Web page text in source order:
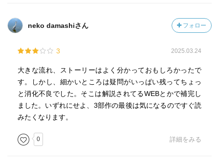
neko damashiさん フォロー
3 2025.03.24
大きな流れ、ストーリーはよく分かっておもしろかったで
す。しかし、細かいところは疑問がいっぱい残ってちょっ
と消化不良でした。そこは解説されてるWEBとかで補完し
ました。いずれにせよ、3部作の最後は気になるのですぐ読
みたくなります。
0 詳細をみる